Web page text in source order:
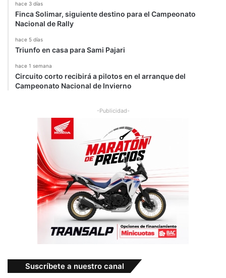
hace 3 días
Finca Solimar, siguiente destino para el Campeonato
Nacional de Rally
hace 5 días
Triunfo en casa para Sami Pajari
hace 1 semana
Circuito corto recibirá a pilotos en el arranque del
Campeonato Nacional de Invierno
-Publicidad-
Suscríbete a nuestro canal